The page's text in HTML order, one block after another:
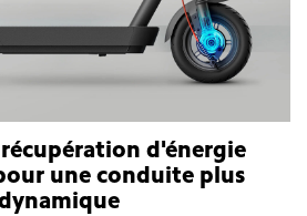
récupération d'énergie
une conduite plus